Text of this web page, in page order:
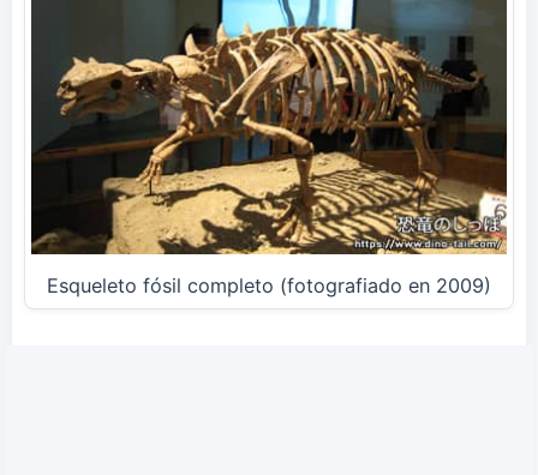
Esqueleto fósil completo (fotografiado en 2009)